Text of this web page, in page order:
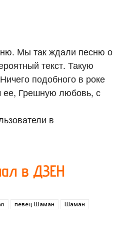
Мы так ждали песню о
текст. Такую
подобного в роке
Грешную любовь, с
в
певец Шаман
Шаман